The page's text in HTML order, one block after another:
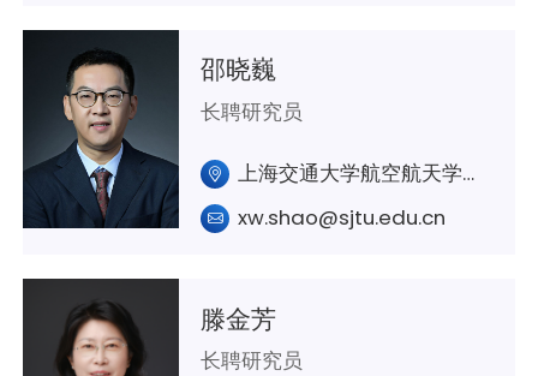
邵晓巍
长聘研究员
上海交通大学航空航天学院A315/微电子大楼305
xw.shao@sjtu.edu.cn
滕金芳
长聘研究员